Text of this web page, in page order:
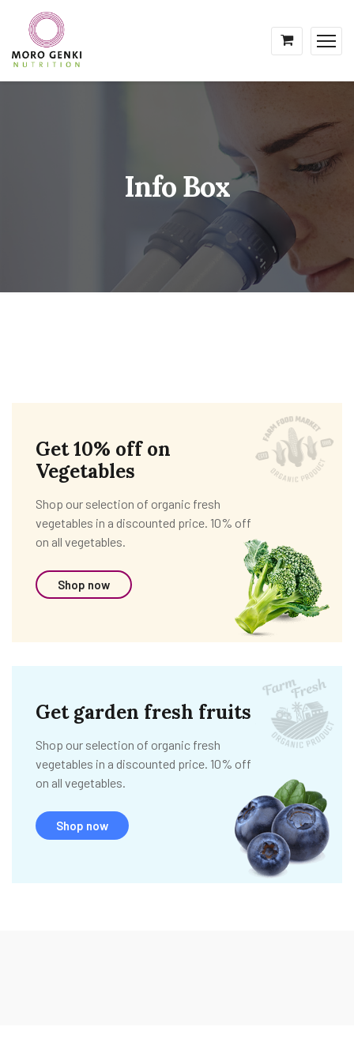
Info Box
Get 10% off on
Vegetables
Shop our selection of organic fresh
vegetables in a discounted price. 10% off
on all vegetables.
Shop now
Get garden fresh fruits
Shop our selection of organic fresh
vegetables in a discounted price. 10% off
on all vegetables.
Shop now